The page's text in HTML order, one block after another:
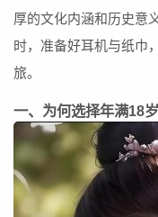
厚的文化内涵和历史意
时，准备好耳机与纸巾
旅。
一、为何选择年满18岁